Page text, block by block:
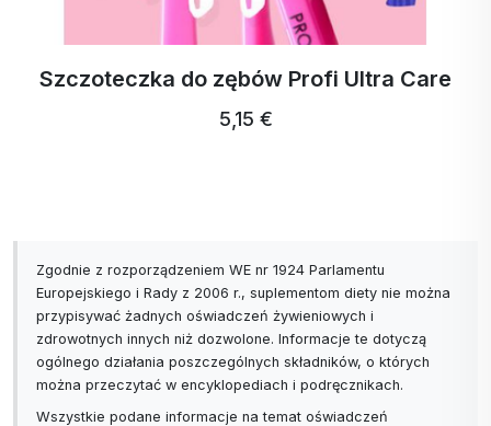
Szczoteczka do zębów Profi Ultra Care
5,15 €
Zgodnie z rozporządzeniem WE nr 1924 Parlamentu
Europejskiego i Rady z 2006 r., suplementom diety nie można
przypisywać żadnych oświadczeń żywieniowych i
zdrowotnych innych niż dozwolone. Informacje te dotyczą
ogólnego działania poszczególnych składników, o których
można przeczytać w encyklopediach i podręcznikach.
Wszystkie podane informacje na temat oświadczeń